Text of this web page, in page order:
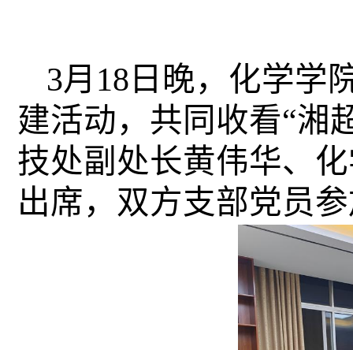
3月18日晚，化学学
建活动，共同收看“湘
技处副处长黄伟华、
出席，双方支部党员